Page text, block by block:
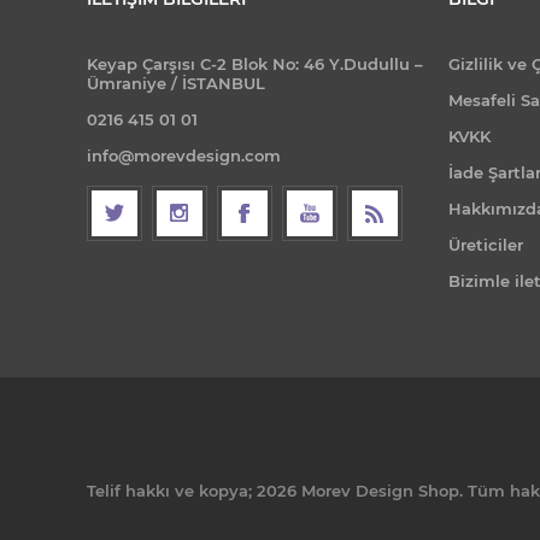
Keyap Çarşısı C-2 Blok No: 46 Y.Dudullu –
Ümraniye / İSTANBUL
0216 415 01 01
info@morevdesign.com
Gizlilik ve
Mesafeli
KVKK
İade
Üreticiler
Bizimle
Telif hakkı ve kopya; 2026 Morev Design Shop. Tüm